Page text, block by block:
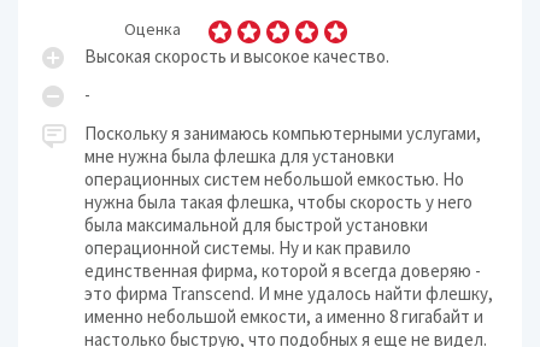
Оценка
Высокая скорость и высокое качество.
-
Поскольку я занимаюсь компьютерными услугами,
мне нужна была флешка для установки
операционных систем небольшой емкостью. Но
нужна была такая флешка, чтобы скорость у него
была максимальной для быстрой установки
операционной системы. Ну и как правило
единственная фирма, которой я всегда доверяю -
это фирма Transcend. И мне удалось найти флешку,
именно небольшой емкости, а именно 8 гигабайт и
настолько быструю, что подобных я еще не видел.